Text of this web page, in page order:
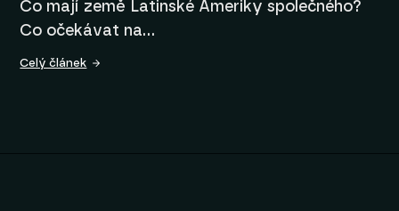
Co mají země Latinské Ameriky společného?
Co očekávat na…
Celý článek